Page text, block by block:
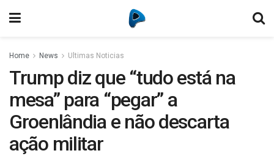
Home News Ultimas Noticias
Trump diz que “tudo está na
mesa” para “pegar” a
Groenlândia e não descarta
ação militar